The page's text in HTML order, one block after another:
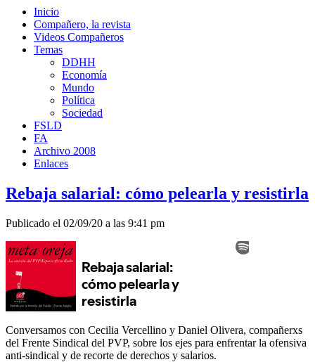
Inicio
Compañero, la revista
Videos Compañeros
Temas
DDHH
Economía
Mundo
Política
Sociedad
FSLD
FA
Archivo 2008
Enlaces
Rebaja salarial: cómo pelearla y resistirla
Publicado el 02/09/20 a las 9:41 pm
Conversamos con Cecilia Vercellino y Daniel Olivera, compañerxs
del Frente Sindical del PVP, sobre los ejes para enfrentar la ofensiva
anti-sindical y de recorte de derechos y salarios.